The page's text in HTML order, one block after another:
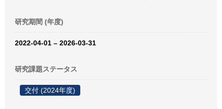
研究期間 (年度)
2022-04-01 – 2026-03-31
研究課題ステータス
交付 (2024年度)